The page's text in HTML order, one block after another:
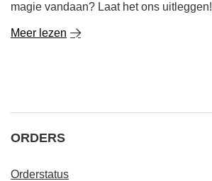
magie vandaan? Laat het ons uitleggen!
Meer lezen
ORDERS
Orderstatus